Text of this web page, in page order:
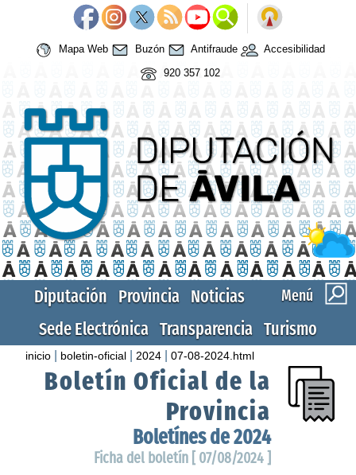
Mapa Web Buzón Antifraude
Accesibilidad
920 357 102
Menú
Diputación Provincia Noticias
Sede Electrónica Transparencia Turismo
inicio boletin-oficial 2024 |07-08-2024.html
Boletín Oficial de la
Provincia
Boletínes de 2024
Ficha del boletín [ 07/08/2024 ]